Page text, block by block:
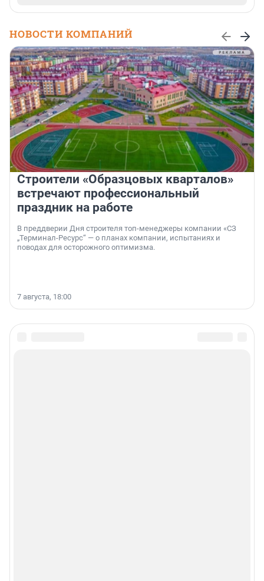
НОВОСТИ КОМПАНИЙ
Строители «Образцовых кварталов»
встречают профессиональный
праздник на работе
В преддверии Дня строителя топ-менеджеры компании «СЗ
„Терминал-Ресурс“ — о планах компании, испытаниях и
поводах для осторожного оптимизма.
7 августа, 18:00